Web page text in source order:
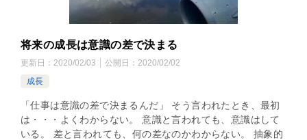
将来の成長は意識の差で決まる
更新日： 2020/02/03 公開日： 2020/02/02
成長
「仕事は意識の差で決まるんだ」 そう言われたとき、最初
は・・・よくわからない。 意識と言われても、意識はして
いる。 差と言われても、何の差なのかわからない。 抽象的